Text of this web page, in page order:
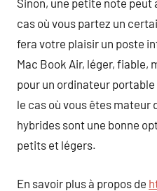
Sinon, une petite note peut
cas où vous partez un
fera votre plaisir un poste
Mac Book Air, léger, fiable,
pour un ordinateur portable
le cas où vous êtes mateur
hybrides sont une bonne
petits et légers.
En savoir plus à propos de